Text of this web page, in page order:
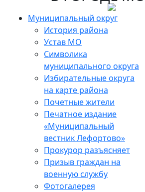
Муниципальный округ
История района
Устав МО
Символика
муниципального округа
Избирательные округа
на карте района
Почетные жители
Печатное издание
«Муниципальный
вестник Лефортово»
Прокурор разъясняет
Призыв граждан на
военную службу
Фотогалерея